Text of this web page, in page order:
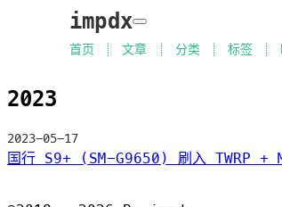
impdx
首页 文章 分类 标签
2023
2023-05-17
国行 S9+ (SM-G9650) 刷入 TWRP +